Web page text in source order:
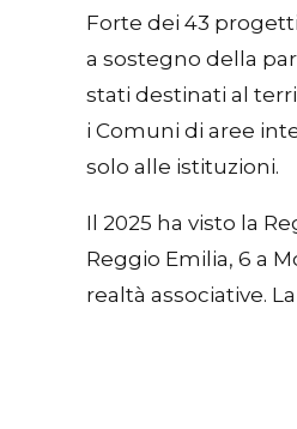
Forte dei 43
a sostegno della
stati destinati al
i Comuni di aree
solo alle istituzioni.
Il 2025 ha visto la
Reggio Emilia, 6 a
realtà associative.